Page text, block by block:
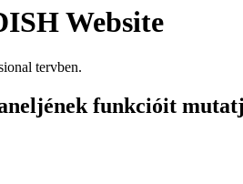
Website
tervben.
funkcióit